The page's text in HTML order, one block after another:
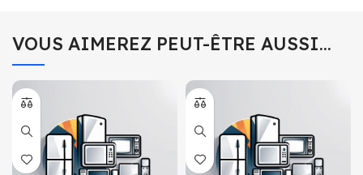
VOUS AIMEREZ PEUT-ÊTRE AUSSI…